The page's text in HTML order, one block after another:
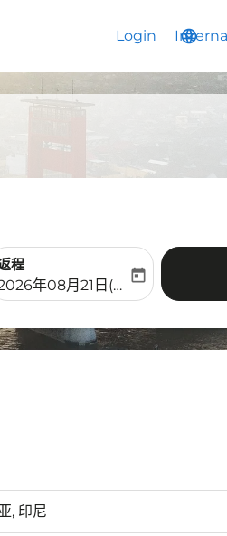
Login language
keyboard_arrow_down
aria-label
程
booking-return-date-aria-
年08月21日(周五)
today